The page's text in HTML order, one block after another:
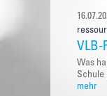
VLB-
Was
Schule
mehr